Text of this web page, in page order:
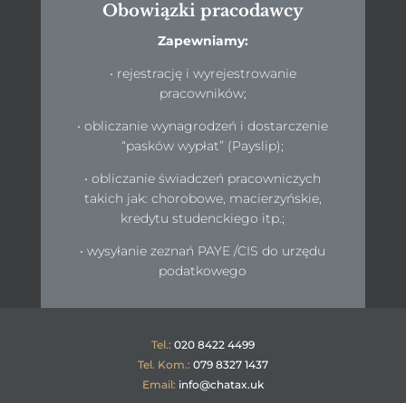
Obowiązki pracodawcy
Zapewniamy:
• rejestrację i wyrejestrowanie
pracowników;
• obliczanie wynagrodzeń i dostarczenie
“pasków wypłat” (Payslip);
• obliczanie świadczeń pracowniczych
takich jak: chorobowe, macierzyńskie,
kredytu studenckiego itp.;
• wysyłanie zeznań PAYE /CIS do urzędu
podatkowego
Tel.: 020 8422 4499
Tel. Kom.: 079 8327 1437
Email: info@chatax.uk